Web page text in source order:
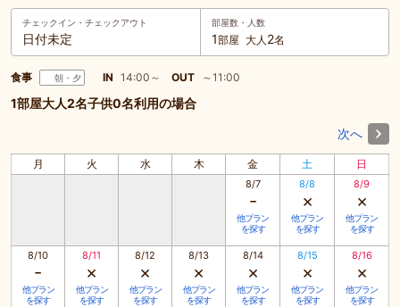
チェックイン・ チェックアウト
日付未定
部屋数・人数
1部屋 大人 2名
食事 朝・夕 IN 14:00～ OUT ～11:00
1部屋大人2名子供0名利用の場合
次へ
月 火 水 木 金 土 日
8/7
-
他プラン
を探す
8/8
×
他プラン
を探す
8/9
×
他プラン
を探す
8/10
-
他プラン
を探す
8/11
×
他プラン
を探す
8/12
×
他プラン
を探す
8/13
×
他プラン
を探す
8/14
×
他プラン
を探す
8/15
×
他プラン
を探す
8/16
×
他プラン
を探す